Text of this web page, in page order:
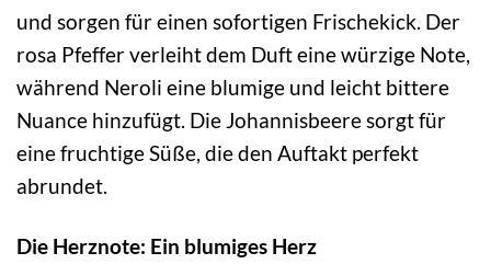
und sorgen für einen sofortigen Frischekick. Der
rosa Pfeffer verleiht dem Duft eine würzige Note,
während Neroli eine blumige und leicht bittere
Nuance hinzufügt. Die Johannisbeere sorgt für
eine fruchtige Süße, die den Auftakt perfekt
abrundet.
Die Herznote: Ein blumiges Herz